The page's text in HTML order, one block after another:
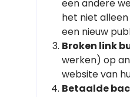
een andere
het niet
een nieuw
Broken link
werken) op
website van
Betaalde